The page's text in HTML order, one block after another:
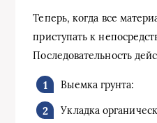
Теперь, когда все
приступать к
Последовательность
Выемка грунта:
Укладка